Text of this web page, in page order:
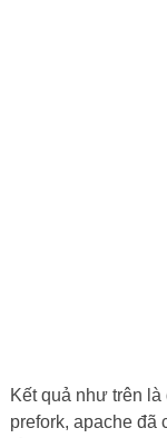
Kết quả như trên
prefork, apache đã